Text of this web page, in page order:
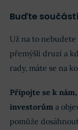
Buďte
Už na to
přemýšlí druzí a
rady, máte se na
Připojte se k
investorům a
pomůže